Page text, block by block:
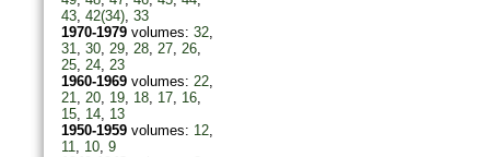
43, 42(34), 33
1970-1979volumes: 32,
31, 30, 29, 28, 27, 26,
25, 24, 23
1960-1969volumes: 22,
21, 20, 19, 18, 17, 16,
15, 14, 13
1950-1959volumes: 12,
11, 10, 9